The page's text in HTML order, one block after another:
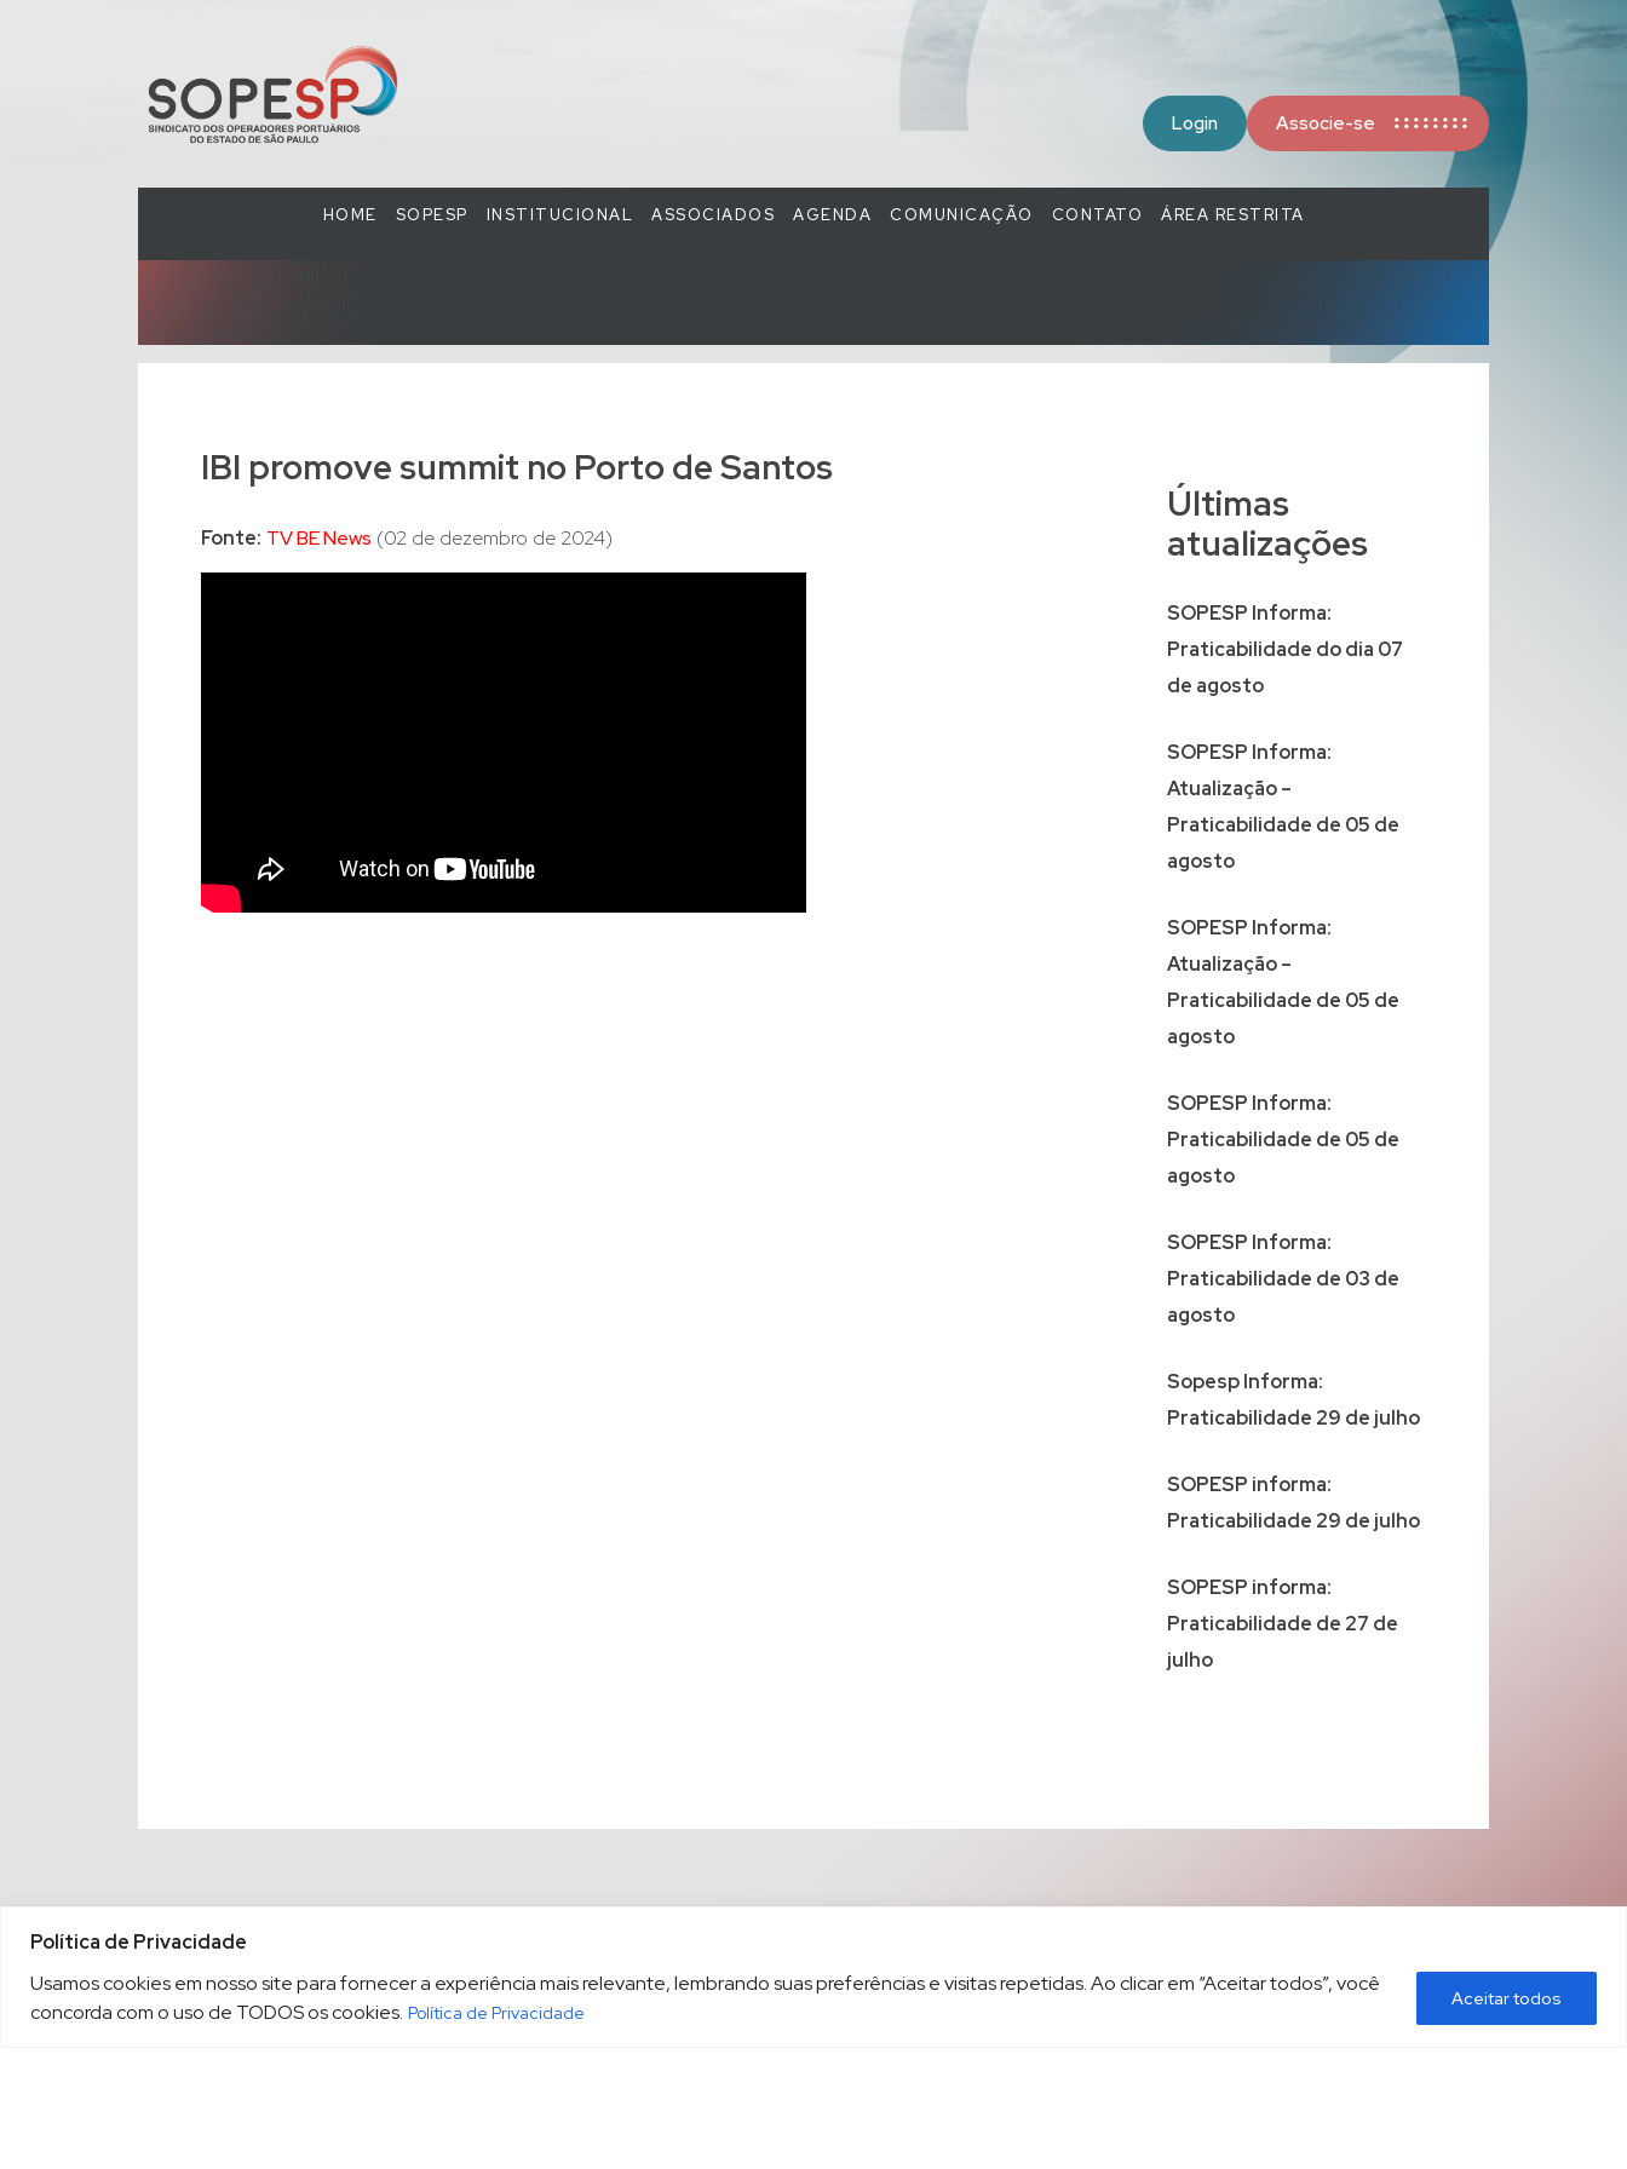
Política de Privacidade
Usamos cookies em nosso site para fornecer a experiência mais relevante, lembrando suas preferências e visitas repetidas. Ao clicar em “Aceitar todos”, você
concorda com o uso de TODOS os cookies. Política de Privacidade
Aceitar todos
Login Associe-se
HOME SOPESP INSTITUCIONAL ASSOCIADOS AGENDA COMUNICAÇÃO CONTATO ÁREA RESTRITA
IBI promove summit no Porto de Santos
Fonte: TV BE News (02 de dezembro de 2024)
Últimas
atualizações
SOPESP Informa:
Praticabilidade do dia 07
de agosto
SOPESP Informa:
Atualização –
Praticabilidade de 05 de
agosto
SOPESP Informa:
Atualização –
Praticabilidade de 05 de
agosto
SOPESP Informa:
Praticabilidade de 05 de
agosto
SOPESP Informa:
Praticabilidade de 03 de
agosto
Sopesp Informa:
Praticabilidade 29 de julho
SOPESP informa:
Praticabilidade 29 de julho
SOPESP informa:
Praticabilidade de 27 de
julho